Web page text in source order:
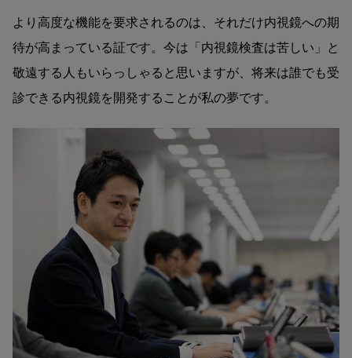
より高度な機能を要求されるのは、それだけ内視鏡への期
待が高まっている証です。今は「内視鏡検査は苦しい」と
敬遠する人もいらっしゃると思いますが、将来は誰でも受
診できる内視鏡を開発することが私の夢です。